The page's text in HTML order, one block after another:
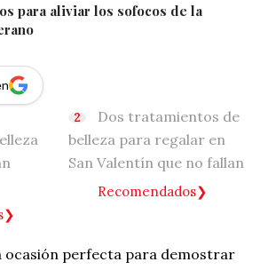
para aliviar los sofocos de la
Dos tratamientos de
belleza para regalar en
San Valentín que no fallan
Recomendados
ocasión perfecta para demostrar